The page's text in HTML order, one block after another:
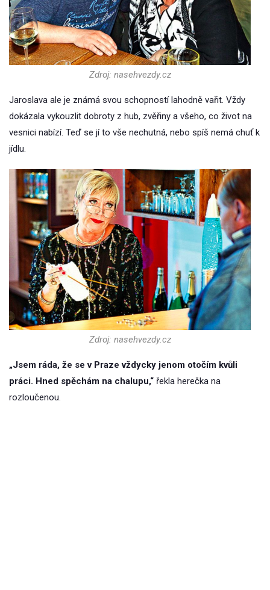
Zdroj: nasehvezdy.cz
Jaroslava ale je známá svou schopností lahodně vařit. Vždy
dokázala vykouzlit dobroty z hub, zvěřiny a všeho, co život na
vesnici nabízí. Teď se jí to vše nechutná, nebo spíš nemá chuť k
jídlu.
Zdroj: nasehvezdy.cz
„Jsem ráda, že se v Praze vždycky jenom otočím kvůli
práci. Hned spěchám na chalupu,“ řekla herečka na
rozloučenou.